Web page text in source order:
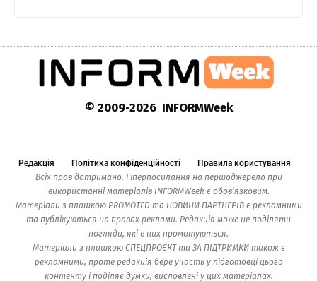
© 2009-2026 INFORMWeek
Редакція Політика конфіденційності
Правила користування
Всіх прав дотримано. Гіперпосилання на першоджерело при
використанні матеріалів INFORMWeek є обов’язковим.
Матеріали з плашкою PROMOTED та НОВИНИ ПАРТНЕРІВ є рекламними
та публікуються на правах реклами. Редакція може не поділяти
погляди, які в них промотуються.
Матеріали з плашкою СПЕЦПРОЄКТ та ЗА ПІДТРИМКИ також є
рекламними, проте редакція бере участь у підготовці цього
контенту і поділяє думки, висловлені у цих матеріалах.